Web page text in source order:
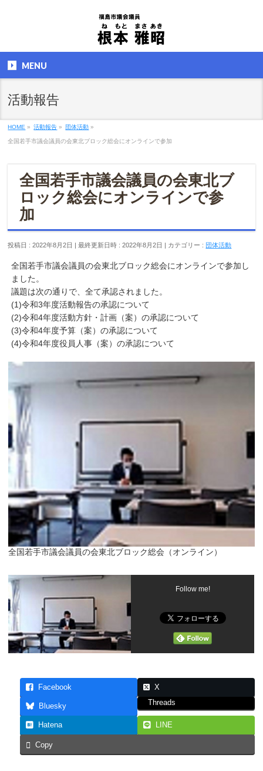
MENU
活動報告
HOME » 活動報告 » 団体活動 »
全国若手市議会議員の会東北ブロック総会にオンラインで参加
全国若手市議会議員の会東北ブ
ロック総会にオンラインで参
加
投稿日 : 2022年8月2日 最終更新日時 : 2022年8月2日 カテゴリー : 団体活動
全国若手市議会議員の会東北ブロック総会にオンラインで参加し
ました。
議題は次の通りで、全て承認されました。
(1)令和3年度活動報告の承認について
(2)令和4年度活動方針・計画（案）の承認について
(3)令和4年度予算（案）の承認について
(4)令和4年度役員人事（案）の承認について
全国若手市議会議員の会東北ブロック総会（オンライン）
Follow me!
Facebook X
Bluesky Threads
Hatena LINE
Copy